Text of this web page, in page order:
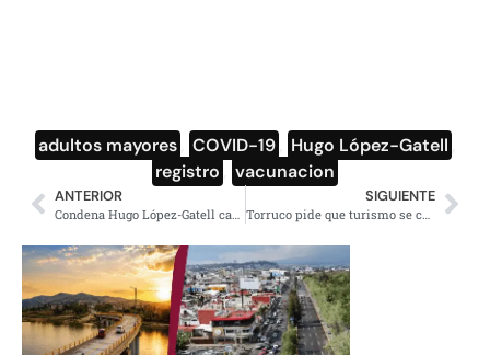
adultos mayores COVID-19 Hugo López-Gatell
registro
vacunacion
ANTERIOR SIGUIENTE
Torruco pide que turismo se considere esencial